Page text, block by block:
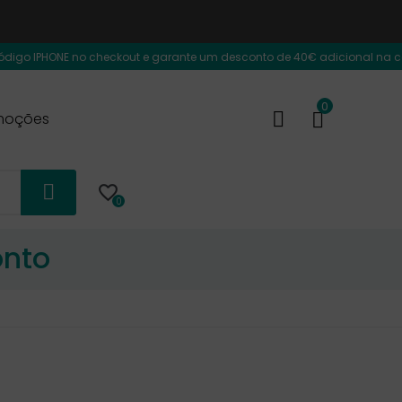
no checkout e garante um desconto de 40€ adicional na compra
0
0